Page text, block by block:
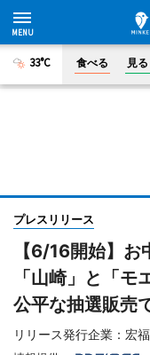
33°C 食べる 見
プレスリリース
【6/16開始】お
「山崎」と「
公平な抽選販売
リリース発行企業：宏